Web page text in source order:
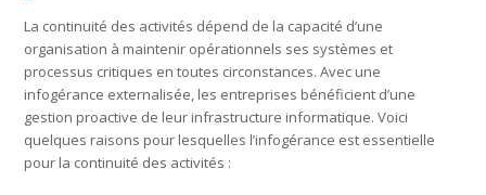
La continuité des activités dépend de la capacité d’une
organisation à maintenir opérationnels ses systèmes et
processus critiques en toutes circonstances. Avec une
infogérance externalisée, les entreprises bénéficient d’une
gestion proactive de leur infrastructure informatique. Voici
quelques raisons pour lesquelles l’infogérance est essentielle
pour la continuité des activités :